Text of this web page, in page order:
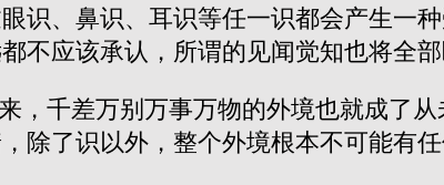
识、鼻识、耳识等任一识都会产生一
不应该承认，所谓的见闻觉知也将全部
，千差万别万事万物的外境也就成了
了识以外，整个外境根本不可能有任